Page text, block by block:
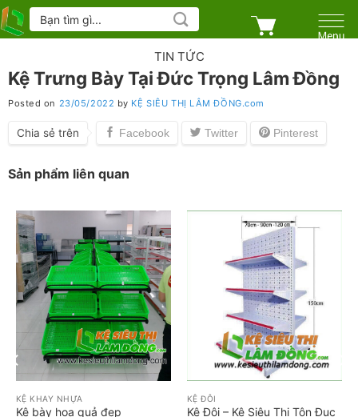
Skip
to
Tìm
kiếm:
TIN TỨC
Kệ Trưng Bày Tại Đức Trọng Lâm Đồng
Posted on 23/05/2022 by KỆ SIÊU THỊ LÂM ĐỒNG.com
Chia sẻ trên
Sản phẩm liên quan
KỆ KHAY NHỰA
Kệ bày hoa quả đẹp
KỆ ĐÔI
Kệ Đôi – Kệ Siêu Thi Tôn Đục